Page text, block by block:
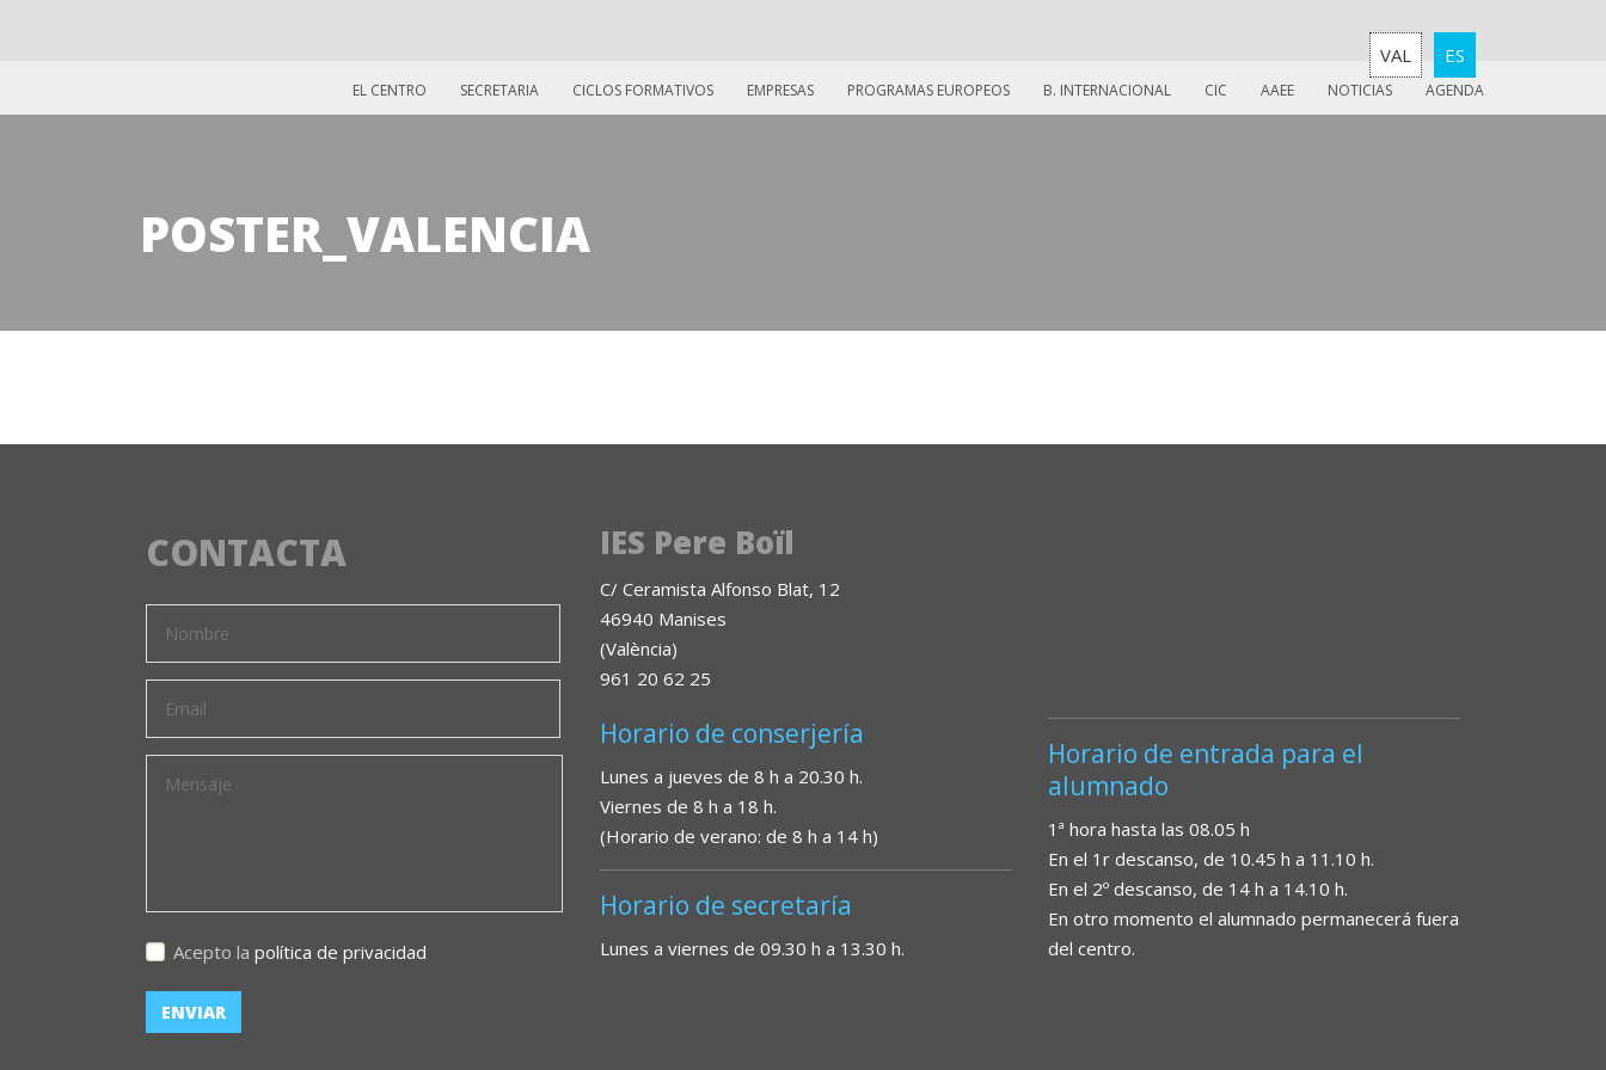
VAL ES
EL CENTRO SECRETARIA CICLOS FORMATIVOS EMPRESAS PROGRAMAS EUROPEOS B. INTERNACIONAL CIC AAEE NOTICIAS AGENDA
POSTER_VALENCIA
CONTACTA
Acepto la política de privacidad
IES Pere Boïl
C/ Ceramista Alfonso Blat, 12
46940 Manises
(València)
961 20 62 25
Horario de conserjería
Lunes a jueves de 8 h a 20.30 h.
Viernes de 8 h a 18 h.
(Horario de verano: de 8 h a 14 h)
Horario de secretaría
Lunes a viernes de 09.30 h a 13.30 h.
Horario de entrada para el
alumnado
1ª hora hasta las 08.05 h
En el 1r descanso, de 10.45 h a 11.10 h.
En el 2º descanso, de 14 h a 14.10 h.
En otro momento el alumnado permanecerá fuera
del centro.